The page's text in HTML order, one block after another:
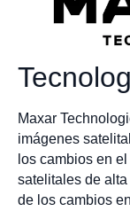
Maxar
imágenes
los cambios en
satelitales de
de los cambios